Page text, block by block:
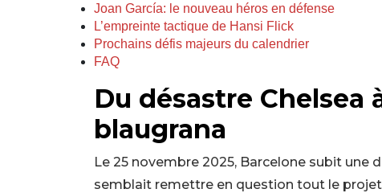
Joan García: le nouveau héros en défense
L’empreinte tactique de Hansi Flick
Prochains défis majeurs du calendrier
FAQ
Du désastre Chelsea
blaugrana
Le 25 novembre 2025, Barcelone subit une
semblait remettre en question tout le